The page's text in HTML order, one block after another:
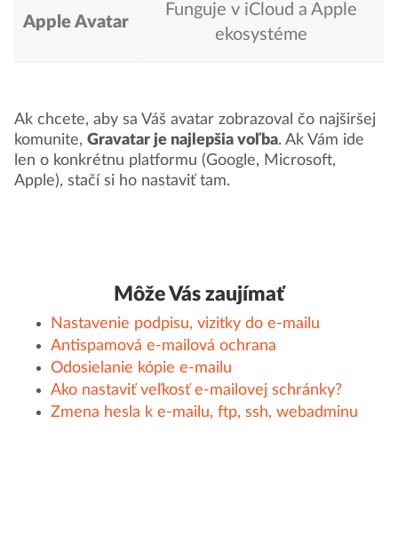
Apple Avatar
Funguje v iCloud a Apple
ekosystéme
Ak chcete, aby sa Váš avatar zobrazoval čo najširšej
komunite, Gravatar je najlepšia voľba. Ak Vám ide
len o konkrétnu platformu (Google, Microsoft,
Apple), stačí si ho nastaviť tam.
Môže Vás zaujímať
Nastavenie podpisu, vizitky do e-mailu
Antispamová e-mailová ochrana
Odosielanie kópie e-mailu
Ako nastaviť veľkosť e-mailovej schránky?
Zmena hesla k e-mailu, ftp, ssh, webadminu